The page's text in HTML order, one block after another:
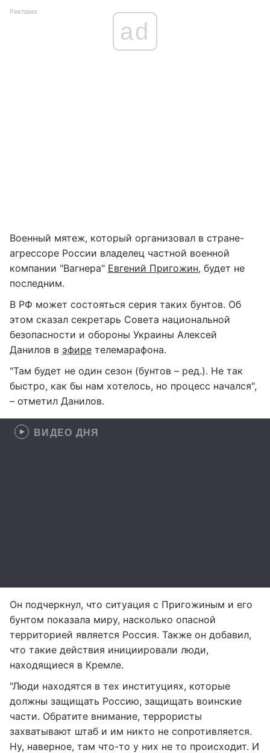
Реклама
ad
Военный мятеж, который организовал в стране-
агрессоре России владелец частной военной
компании "Вагнера" Евгений Пригожин, будет не
последним.
В РФ может состояться серия таких бунтов. Об
этом сказал секретарь Совета национальной
безопасности и обороны Украины Алексей
Данилов в эфире телемарафона.
"Там будет не один сезон (бунтов – ред.). Не так
быстро, как бы нам хотелось, но процесс начался",
– отметил Данилов.
ВИДЕО ДНЯ
Он подчеркнул, что ситуация с Пригожиным и его
бунтом показала миру, насколько опасной
территорией является Россия. Также он добавил,
что такие действия инициировали люди,
находящиеся в Кремле.
"Люди находятся в тех институциях, которые
должны защищать Россию, защищать воинские
части. Обратите внимание, террористы
захватывают штаб и им никто не сопротивляется.
Ну, наверное, там что-то у них не то происходит. И